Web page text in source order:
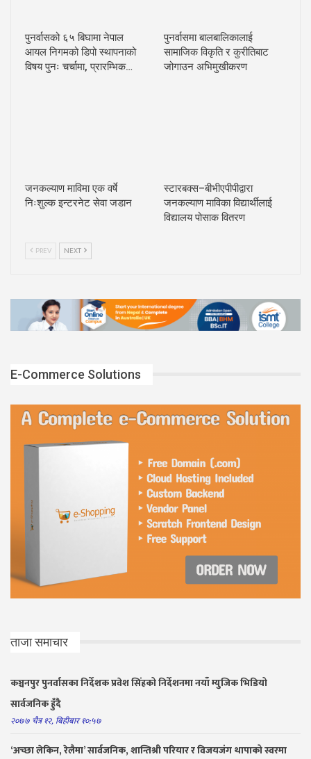
पुनर्वासको ६५ बिघामा नेपाल
आयल निगमको डिपो स्थापनाको
विषय पुनः चर्चामा, प्रारम्भिक…
पुनर्वासमा बालबालिकालाई
सामाजिक विकृति र कुरीतिबाट
जोगाउन अभिमुखीकरण
जनकल्याण माविमा एक वर्षे
निःशुल्क इन्टरनेट सेवा जडान
स्टारबक्स–बीभीएपीपीद्वारा
जनकल्याण माविका विद्यार्थीलाई
विद्यालय पोसाक वितरण
PREV NEXT
E-Commerce Solutions
ताजा समाचार
कञ्चनपुर पुनर्वासका निर्देशक प्रवेश सिंहको निर्देशनमा नयाँ म्युजिक भिडियो
सार्वजनिक हुँदै
२०७७ चैत्र १२, बिहीबार १०:५७
‘अच्छा लेकिन, रेलैमा’ सार्वजनिक, शान्तिश्री परियार र विजयजंग थापाको स्वरमा